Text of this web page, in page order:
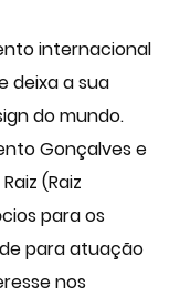
internacional
deixa a sua
do mundo.
Gonçalves e
(Raiz
para os
para atuação
nos